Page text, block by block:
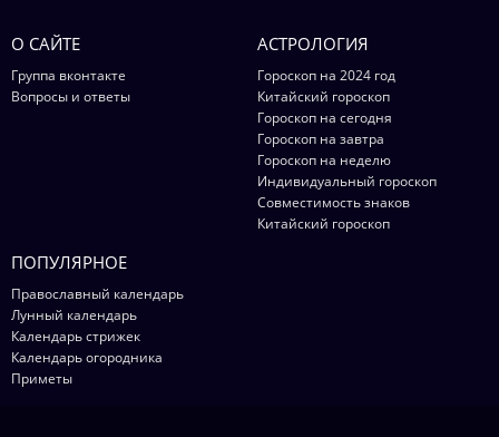
О САЙТЕ
Группа вконтакте
Вопросы и ответы
АСТРОЛОГИЯ
Гороскоп на 2024 год
Китайский гороскоп
Гороскоп на сегодня
Гороскоп на завтра
Гороскоп на неделю
Индивидуальный гороскоп
Совместимость знаков
Китайский гороскоп
ПОПУЛЯРНОЕ
Православный календарь
Лунный календарь
Календарь стрижек
Календарь огородника
Приметы